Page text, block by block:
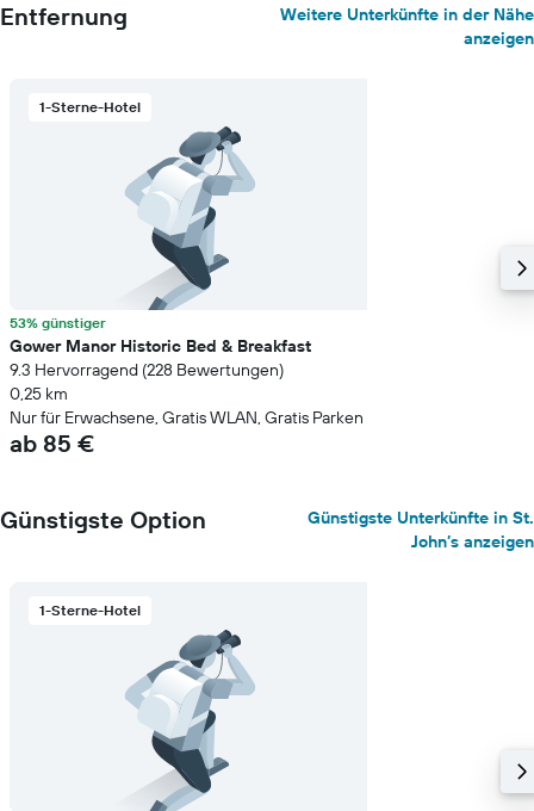
Entfernung
Weitere Unterkünfte in der Nähe
anzeigen
1-Sterne-Hotel
53% günstiger
Gower Manor Historic Bed & Breakfast
9.3 Hervorragend (228 Bewertungen)
0,25 km
Nur für Erwachsene, Gratis WLAN, Gratis Parken
ab 85 €
Günstigste Option
Günstigste Unterkünfte in St.
John’s anzeigen
1-Sterne-Hotel